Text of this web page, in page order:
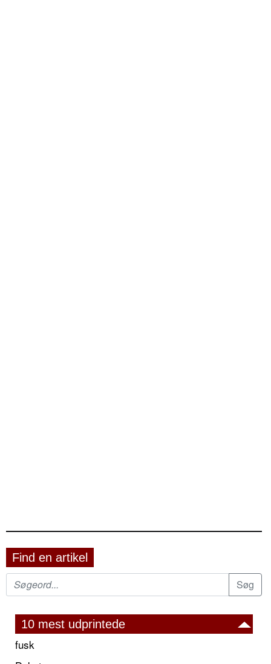
Find en artikel
10 mest udprintede
fusk